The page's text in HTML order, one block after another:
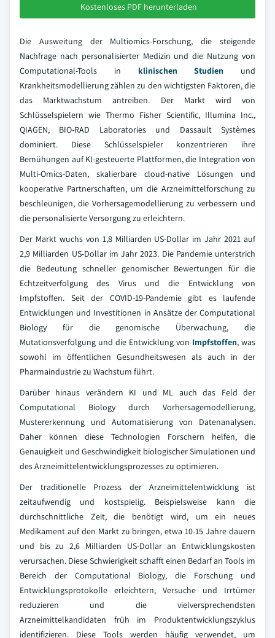
Kostenloses PDF herunterladen
Die Ausweitung der Multiomics-Forschung, die steigende
Nachfrage nach personalisierter Medizin und die Nutzung von
Computational-Tools in klinischen Studien und
Krankheitsmodellierung zählen zu den wichtigsten Faktoren, die
das Marktwachstum antreiben. Der Markt wird von
Schlüsselspielern wie Thermo Fisher Scientific, Illumina Inc.,
QIAGEN, BIO-RAD Laboratories und Dassault Systèmes
dominiert. Diese Schlüsselspieler konzentrieren ihre
Bemühungen auf KI-gesteuerte Plattformen, die Integration von
Multi-Omics-Daten, skalierbare cloud-native Lösungen und
kooperative Partnerschaften, um die Arzneimittelforschung zu
beschleunigen, die Vorhersagemodellierung zu verbessern und
die personalisierte Versorgung zu erleichtern.
Der Markt wuchs von 1,8 Milliarden US-Dollar im Jahr 2021 auf
2,9 Milliarden US-Dollar im Jahr 2023. Die Pandemie unterstrich
die Bedeutung schneller genomischer Bewertungen für die
Echtzeitverfolgung des Virus und die Entwicklung von
Impfstoffen. Seit der COVID-19-Pandemie gibt es laufende
Entwicklungen und Investitionen in Ansätze der Computational
Biology für die genomische Überwachung, die
Mutationsverfolgung und die Entwicklung von Impfstoffen, was
sowohl im öffentlichen Gesundheitswesen als auch in der
Pharmaindustrie zu Wachstum führt.
Darüber hinaus verändern KI und ML auch das Feld der
Computational Biology durch Vorhersagemodellierung,
Mustererkennung und Automatisierung von Datenanalysen.
Daher können diese Technologien Forschern helfen, die
Genauigkeit und Geschwindigkeit biologischer Simulationen und
des Arzneimittelentwicklungsprozesses zu optimieren.
Der traditionelle Prozess der Arzneimittelentwicklung ist
zeitaufwendig und kostspielig. Beispielsweise kann die
durchschnittliche Zeit, die benötigt wird, um ein neues
Medikament auf den Markt zu bringen, etwa 10-15 Jahre dauern
und bis zu 2,6 Milliarden US-Dollar an Entwicklungskosten
verursachen. Diese Schwierigkeit schafft einen Bedarf an Tools im
Bereich der Computational Biology, die Forschung und
Entwicklungsprotokolle erleichtern, Versuche und Irrtümer
reduzieren und die vielversprechendsten
Arzneimittelkandidaten früh im Produktentwicklungszyklus
identifizieren. Diese Tools werden häufig verwendet, um